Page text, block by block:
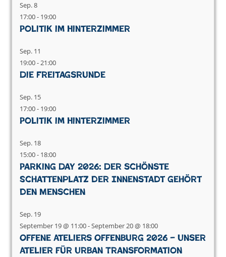
Sep.8
17:00- 19:00
Politik im Hinterzimmer
Sep. 11
19:00-21:00
Die Freitagsrunde
Sep. 15
17:00- 19:00
Politik im Hinterzimmer
Sep. 18
15:00- 18:00
Parking Day 2026: Der schönste
Schattenplatz der Innenstadt gehört
den Menschen
Sep. 19
September 19 @ 11:00-September 20 @ 18:00
Offene Ateliers Offenburg 2026 – Unser
Atelier für Urban Transformation